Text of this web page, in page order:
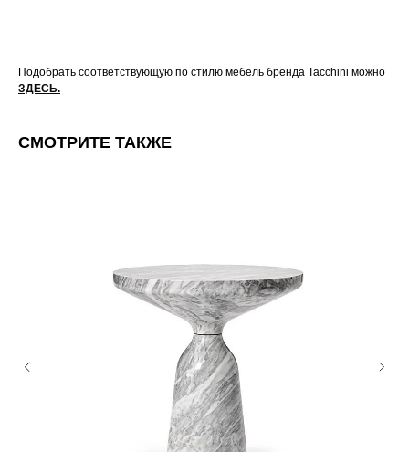
Подобрать соответствующую по стилю мебель бренда Tacchini можно
ЗДЕСЬ.
СМОТРИТЕ ТАКЖЕ